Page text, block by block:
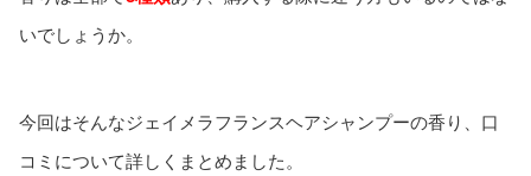
いでしょうか。
今回はそんなジェイメラフランスヘアシャンプーの香り、口
コミについて詳しくまとめました。